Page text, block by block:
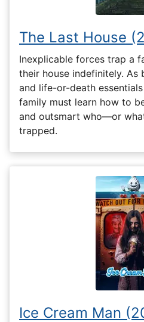
The Last House
Inexplicable forces trap a
their house indefinitely. As
and life-or-death
family must learn how to
and outsmart who—or
trapped.
Ice Cream Man